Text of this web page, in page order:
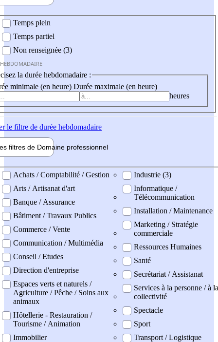
Temps plein
Temps partiel
Non renseignée (3)
la durée hebdomadaire :
minimale (en heure) Durée maximale (en heure)
heures
le filtre de durée hebdomadaire
filtres de Domaine professionnel
professionel
Achats / Comptabilité / Gestion
Arts / Artisanat d'art
Banque / Assurance
Bâtiment / Travaux Publics
Commerce / Vente
Communication / Multimédia
Conseil / Etudes
Direction d'entreprise
Espaces verts et naturels /
Agriculture / Pêche / Soins aux
animaux
Hôtellerie - Restauration /
Tourisme / Animation
Immobilier
Industrie (3)
Informatique /
Télécommunication
Installation / Maintenance
Marketing / Stratégie
commerciale
Ressources Humaines
Santé
Secrétariat / Assistanat
Services à la personne / à la
collectivité
Spectacle
Sport
Transport / Logistique